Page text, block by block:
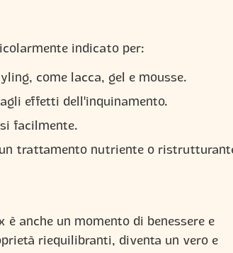
indicato per:
come lacca, gel e mousse.
effetti dell'inquinamento.
facilmente.
trattamento nutriente o
anche un momento di benessere e
riequilibranti, diventa un vero e